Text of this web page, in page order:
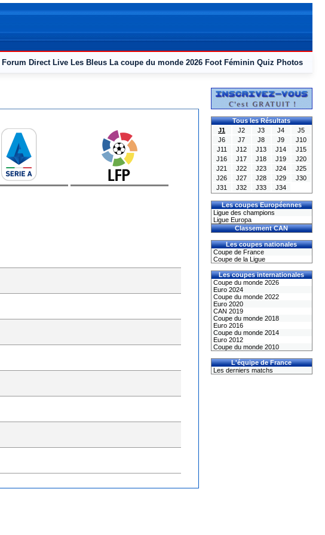
Forum Direct Live Les Bleus La coupe du monde 2026 Foot Féminin Quiz Photos
Tous les Résultats
J1
J2 J3 J4
J5
J6
J7 J8 J9
J10
J11
J12 J13 J14
J15
J16
J17 J18 J19
J20
J21
J22 J23 J24
J25
J26
J27 J28 J29
J30
J31
J32 J33 J34
Les coupes Européennes
Ligue des champions
Ligue Europa
Classement CAN
Les coupes nationales
Coupe de France
Coupe de la Ligue
Les coupes internationales
Coupe du monde 2026
Euro 2024
Coupe du monde 2022
Euro 2020
CAN 2019
Coupe du monde 2018
Euro 2016
Coupe du monde 2014
Euro 2012
Coupe du monde 2010
L'équipe de France
Les derniers matchs